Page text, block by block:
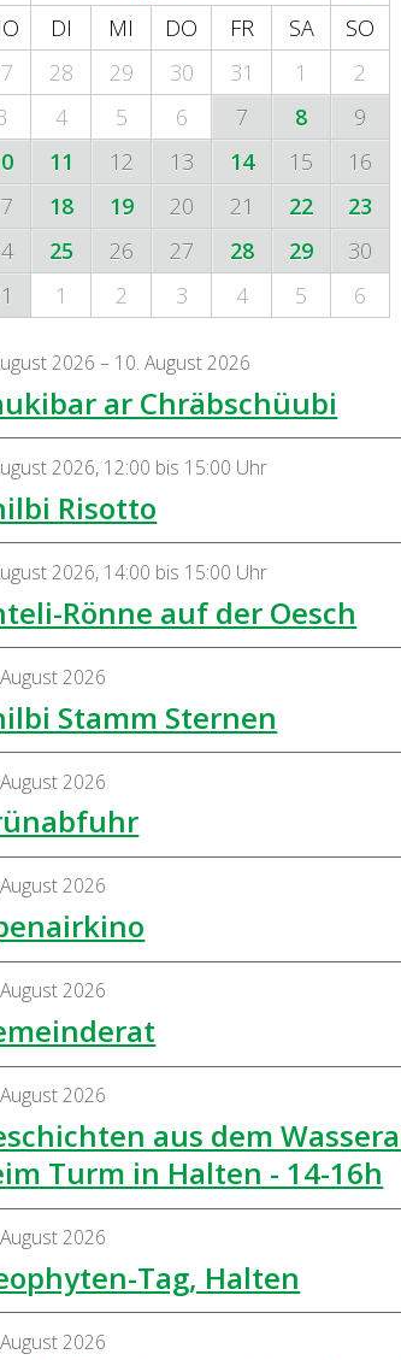
DI MI DO FR SA
SO
28 29 30 31 1
2
4 5 6 7 8
9
11 12 13 14 15
16
18 19 20 21 22
23
25 26 27 28 29
30
1 2 3 4 5 6
ar Chräbschüubi
2026 – 10. August 2026
Risotto
2026, 12:00 bis 15:00 Uhr
Rönne auf der Oesch
2026, 14:00 bis 15:00 Uhr
Stamm Sternen
2026
2026
2026
2026
aus dem
Turm in Halten - 14-16h
2026
Tag, Halten
2026
2026